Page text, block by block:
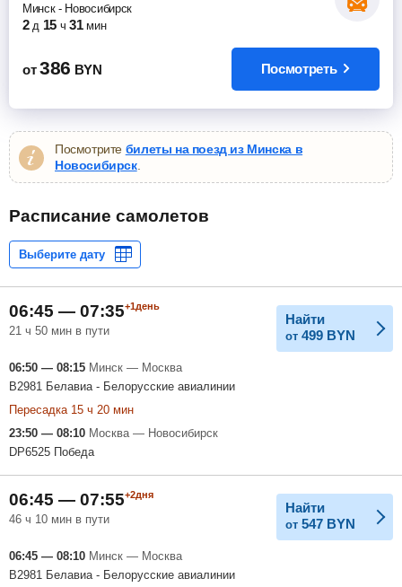
Минск- Новосибирск
2 д 15 ч 31 мин
от 386 BYN Посмотреть
Посмотрите билеты на поезд из Минска в
Новосибирск.
Расписание самолетов
06:45 — 07:35+1день
21 ч 50 мин в пути
Найти
от 499 BYN
06:50 — 08:15 Минск — Москва
B2981 Белавиа - Белорусские авиалинии
Пересадка 15 ч 20 мин
23:50 — 08:10 Москва — Новосибирск
DP6525 Победа
06:45 — 07:55+2дня
46 ч 10 мин в пути
Найти
от 547 BYN
06:45 — 08:10 Минск — Москва
B2981 Белавиа - Белорусские авиалинии